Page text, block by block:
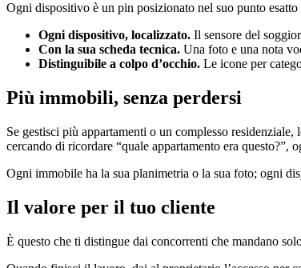
Ogni dispositivo è un pin posizionato nel suo punto
Ogni dispositivo, localizzato. Il sensore del
Con la sua scheda tecnica. Una foto e una nota
Distinguibile a colpo d’occhio. Le icone per
Più immobili, senza perdersi
Se gestisci più appartamenti o un complesso residenziale,
cercando di ricordare “quale appartamento era questo?”,
Ogni immobile ha la sua planimetria o la sua foto; ogni
Il valore per il tuo cliente
È questo che ti distingue dai concorrenti che mandano